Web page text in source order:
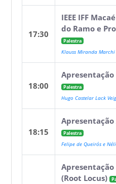
17:30
IEEE IFF
do Ramo e
Palestra
Klauss Miranda Marchi
18:00
Apresentação
Palestra
Hugo Castelar Lack
18:15 Palestra
Felipe de Queirós e
(Root Locus)